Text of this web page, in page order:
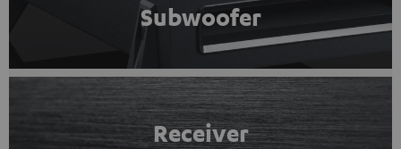
Subwoofer
Receiver